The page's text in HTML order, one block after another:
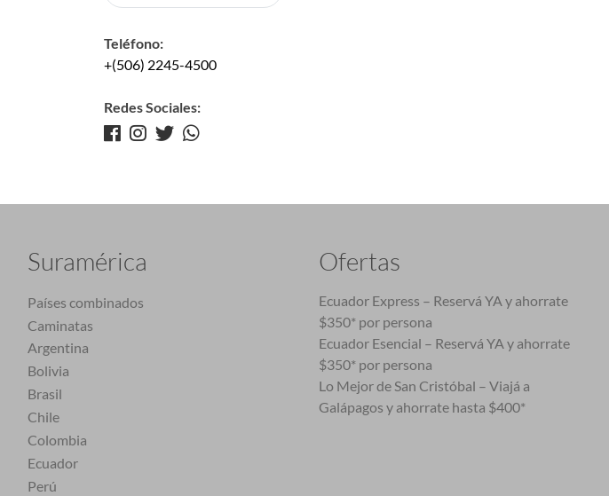
Teléfono:
+(506) 2245-4500
Redes Sociales:
Suramérica
Países combinados
Caminatas
Argentina
Bolivia
Brasil
Chile
Colombia
Ecuador
Perú
Ofertas
Ecuador Express – Reservá YA y ahorrate
$350* por persona
Ecuador Esencial – Reservá YA y ahorrate
$350* por persona
Lo Mejor de San Cristóbal – Viajá a
Galápagos y ahorrate hasta $400*